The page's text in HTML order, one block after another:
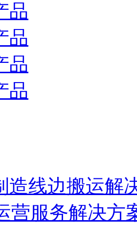
品
品
品
品
造线边搬运解
营服务解决方